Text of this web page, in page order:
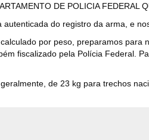
DE POLICIA FEDERAL
do registro da arma, e
por peso, preparamos
fiscalizado pela Polícia Federal.
de 23 kg para trechos